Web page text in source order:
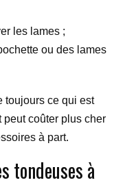
les lames ;
ou des lames
toujours ce qui est
peut coûter plus cher
à part.
tondeuses à